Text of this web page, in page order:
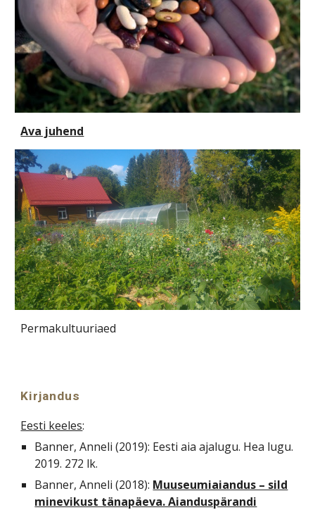
Ava juhend
Permakultuuriaed
Kirjandus
Eesti keeles:
Banner, Anneli (2019): Eesti aia ajalugu. Hea lugu.
2019. 272 lk.
Banner, Anneli (2018): Muuseumiaiandus – sild
minevikust tänapäeva. Aianduspärandi